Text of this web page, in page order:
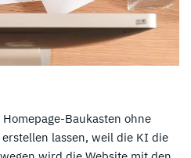
Baukasten ohne
lassen, weil die KI die